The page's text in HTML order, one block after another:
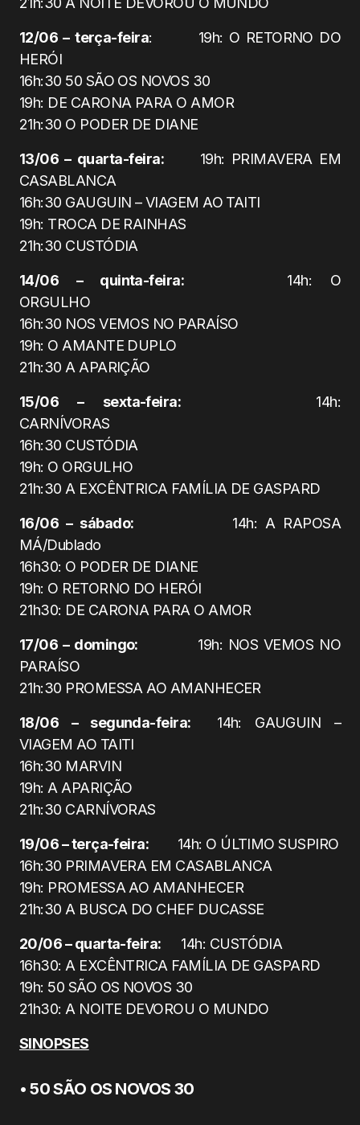
12/06 – terça-feira: 19h: O RETORNO DO
HERÓI
16h:30 50 SÃO OS NOVOS 30
19h: DE CARONA PARA O AMOR
21h:30 O PODER DE DIANE
13/06 – quarta-feira:
19h: PRIMAVERA EM
CASABLANCA
16h:30 GAUGUIN – VIAGEM AO TAITI
19h: TROCA DE RAINHAS
21h:30 CUSTÓDIA
14/06 – quinta-feira:
14h: O
ORGULHO
16h:30 NOS VEMOS NO PARAÍSO
19h: O AMANTE DUPLO
21h:30 A APARIÇÃO
15/06 – sexta-feira: 14h:
CARNÍVORAS
16h:30 CUSTÓDIA
19h: O ORGULHO
21h:30 A EXCÊNTRICA FAMÍLIA DE GASPARD
16/06 – sábado: 14h: A RAPOSA
MÁ/Dublado
16h30: O PODER DE DIANE
19h: O RETORNO DO HERÓI
21h30: DE CARONA PARA O AMOR
17/06 – domingo: 19h: NOS VEMOS NO
PARAÍSO
21h:30 PROMESSA AO AMANHECER
18/06 – segunda-feira: 14h: GAUGUIN –
VIAGEM AO TAITI
16h:30 MARVIN
19h: A APARIÇÃO
21h:30 CARNÍVORAS
19/06 – terça-feira: 14h: O ÚLTIMO SUSPIRO
16h:30 PRIMAVERA EM CASABLANCA
19h: PROMESSA AO AMANHECER
21h:30 A BUSCA DO CHEF DUCASSE
20/06 – quarta-feira:
14h: CUSTÓDIA
16h30: A EXCÊNTRICA FAMÍLIA DE GASPARD
19h: 50 SÃO OS NOVOS 30
21h30: A NOITE DEVOROU O MUNDO
SINOPSES
• 50 SÃO OS NOVOS 30